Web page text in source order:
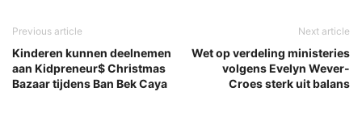
Previous article
Kinderen kunnen deelnemen
aan Kidpreneur$ Christmas
Bazaar tijdens Ban Bek Caya
Next article
Wet op verdeling ministeries
volgens Evelyn Wever-
Croes sterk uit balans